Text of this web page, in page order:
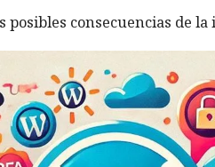
posibles consecuencias de la